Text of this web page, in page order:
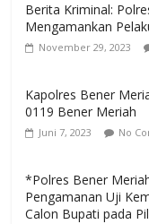
Berita Kriminal:
Mengamankan
November 29, 2023
Kapolres Bener
0119 Bener Meriah
Juni 7, 2023 No
*Polres Bener
Pengamanan Uji
Calon Bupati pada